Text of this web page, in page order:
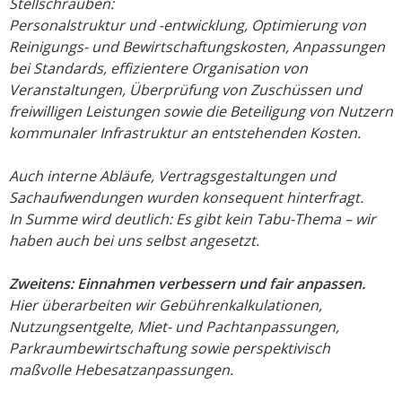
Personalstruktur und -entwicklung, Optimierung von
Reinigungs- und Bewirtschaftungskosten, Anpassungen
bei Standards, effizientere Organisation von
Veranstaltungen, Überprüfung von Zuschüssen und
freiwilligen Leistungen sowie die Beteiligung von Nutzern
kommunaler Infrastruktur an entstehenden Kosten.
Auch interne Abläufe, Vertragsgestaltungen und
Sachaufwendungen wurden konsequent hinterfragt.
In Summe wird deutlich: Es gibt kein Tabu-Thema – wir
haben auch bei uns selbst angesetzt.
Zweitens: Einnahmen verbessern und fair anpassen.
Hier überarbeiten wir Gebührenkalkulationen,
Nutzungsentgelte, Miet- und Pachtanpassungen,
Parkraumbewirtschaftung sowie perspektivisch
maßvolle Hebesatzanpassungen.